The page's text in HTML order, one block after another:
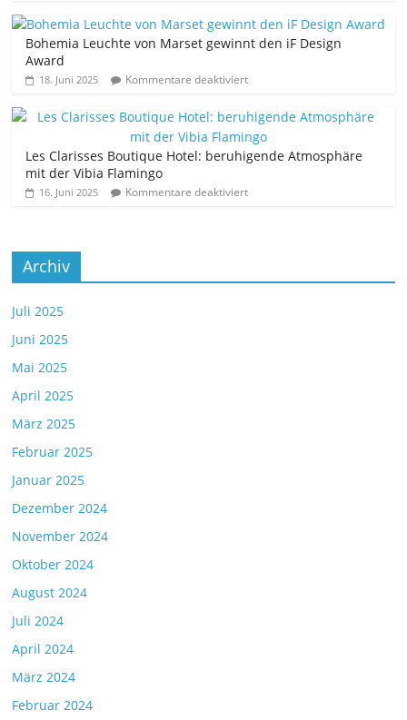
Bohemia Leuchte von Marset gewinnt den iF Design
Award
18. Juni 2025 Kommentare deaktiviert
Les Clarisses Boutique Hotel: beruhigende Atmosphäre
mit der Vibia Flamingo
16. Juni 2025 Kommentare deaktiviert
Archiv
Juli 2025
Juni 2025
Mai 2025
April 2025
März 2025
Februar 2025
Januar 2025
Dezember 2024
November 2024
Oktober 2024
August 2024
Juli 2024
April 2024
März 2024
Februar 2024